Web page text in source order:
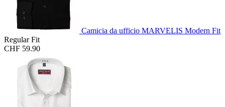
Camicia da ufficio MARVELIS Modern Fit
Regular Fit
CHF 59.90